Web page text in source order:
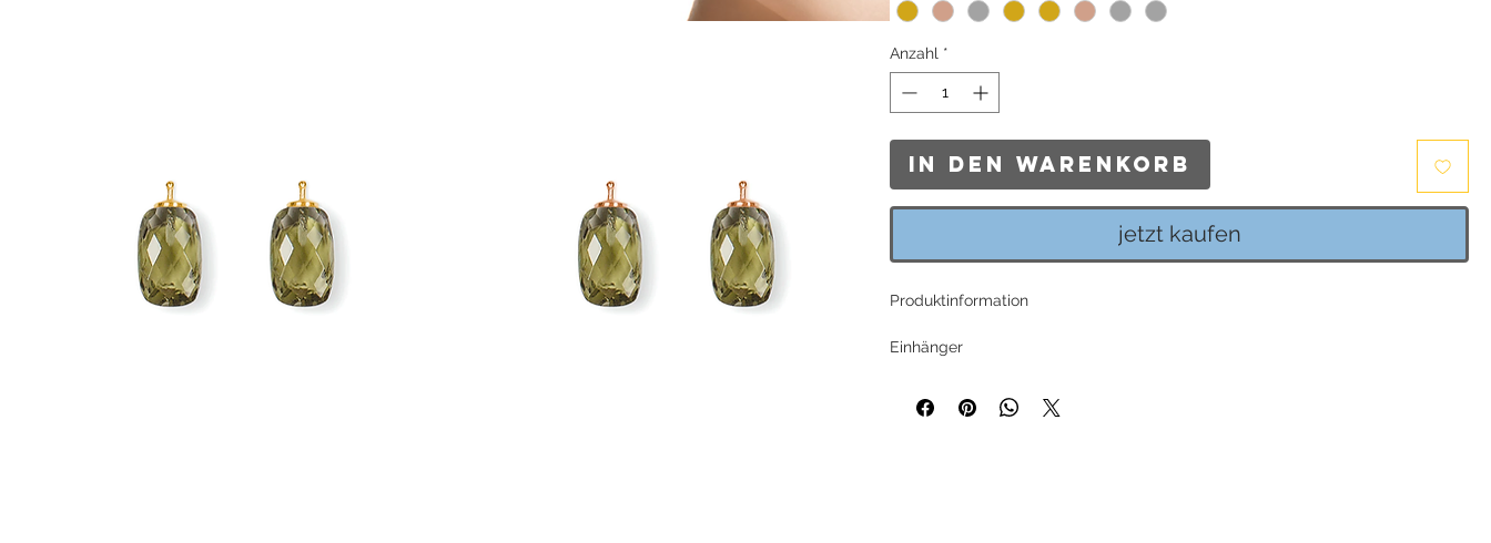
Anzahl *
In den Warenkorb
jetzt kaufen
Produktinformation
Einhänger
Einhängerstift aus 925 Sterlingsilber rhodiniert, vergoldet oder rosé vergoldet.